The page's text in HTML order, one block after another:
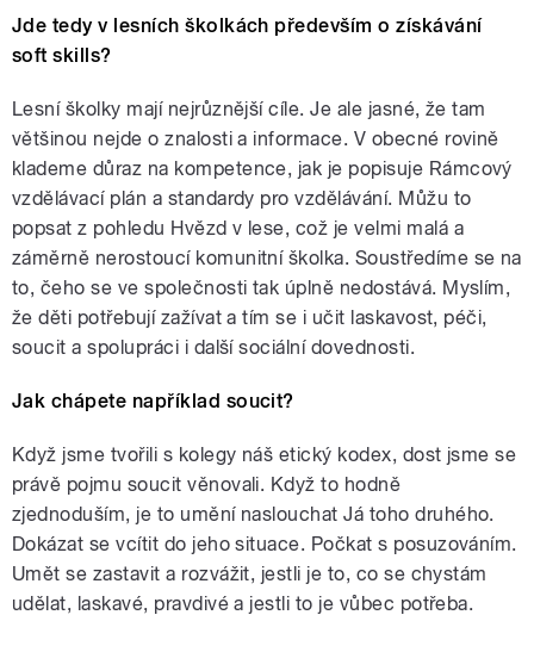
Jde tedy v lesních školkách především o získávání
soft skills?
Lesní školky mají nejrůznější cíle. Je ale jasné, že tam
většinou nejde o znalosti a informace. V obecné rovině
klademe důraz na kompetence, jak je popisuje Rámcový
vzdělávací plán a standardy pro vzdělávání. Můžu to
popsat z pohledu Hvězd v lese, což je velmi malá a
záměrně nerostoucí komunitní školka. Soustředíme se na
to, čeho se ve společnosti tak úplně nedostává. Myslím,
že děti potřebují zažívat a tím se i učit laskavost, péči,
soucit a spolupráci i další sociální dovednosti.
Jak chápete například soucit?
Když jsme tvořili s kolegy náš etický kodex, dost jsme se
právě pojmu soucit věnovali. Když to hodně
zjednoduším, je to umění naslouchat Já toho druhého.
Dokázat se vcítit do jeho situace. Počkat s posuzováním.
Umět se zastavit a rozvážit, jestli je to, co se chystám
udělat, laskavé, pravdivé a jestli to je vůbec potřeba.